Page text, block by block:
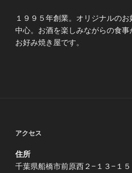
１９９５年創業。オリジナルの
中心。お酒を楽しみながらの食
お好み焼き屋です。
アクセス
住所
千葉県船橋市前原西２